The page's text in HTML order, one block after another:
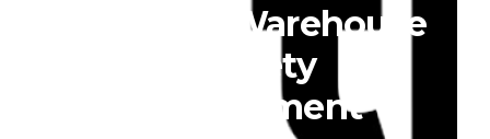
Effective Warehouse
& Safety
Management